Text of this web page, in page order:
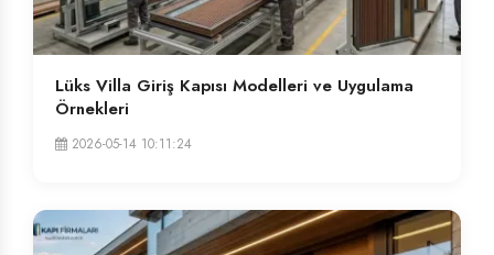
Lüks Villa Giriş Kapısı Modelleri ve Uygulama
Örnekleri
2026-05-14 10:11:24